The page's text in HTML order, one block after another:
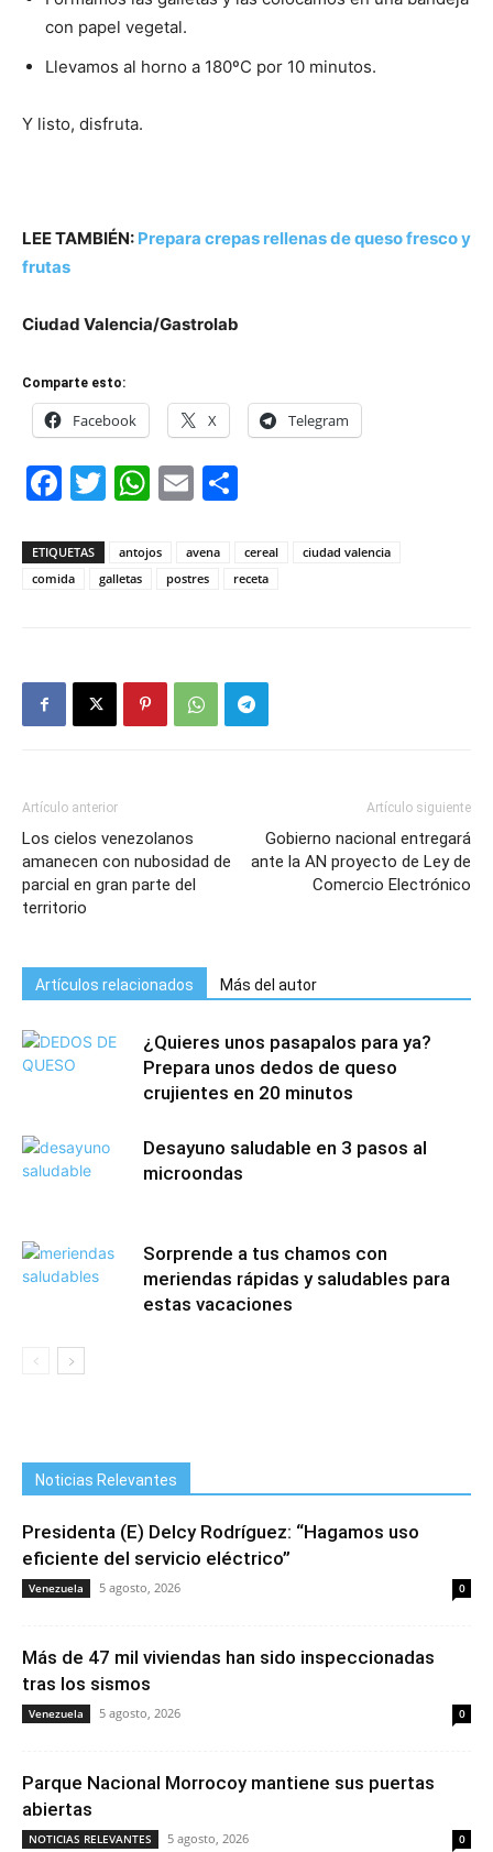
con papel vegetal.
Llevamos al horno a 180ºC por 10 minutos.
Y listo, disfruta.
LEE TAMBIÉN: Prepara crepas rellenas de queso fresco y
frutas
Ciudad Valencia/Gastrolab
Comparte esto:
Facebook X Telegram
Facebook
Twitter
WhatsApp
Email
ETIQUETAS antojos avena cereal
ciudad valencia
comida
galletas postres receta
Artículo anterior
Los cielos venezolanos
amanecen con nubosidad de
parcial en gran parte del
territorio
Artículo siguiente
Gobierno nacional entregará
ante la AN proyecto de Ley de
Comercio Electrónico
Artículos relacionados Más del autor
¿Quieres unos pasapalos para ya?
Prepara unos dedos de queso
crujientes en 20 minutos
Desayuno saludable en 3 pasos al
microondas
Sorprende a tus chamos con
meriendas rápidas y saludables para
estas vacaciones
Noticias Relevantes
Presidenta (E) Delcy Rodríguez: “Hagamos uso
eficiente del servicio eléctrico”
Venezuela 5 agosto, 2026 0
Más de 47 mil viviendas han sido inspeccionadas
tras los sismos
Venezuela 5 agosto, 2026 0
Parque Nacional Morrocoy mantiene sus puertas
abiertas
NOTICIAS RELEVANTES 5 agosto, 2026 0